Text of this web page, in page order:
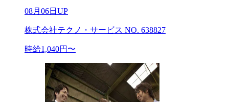
08月06日UP
株式会社テクノ・サービス NO. 638827
時給1,040円〜